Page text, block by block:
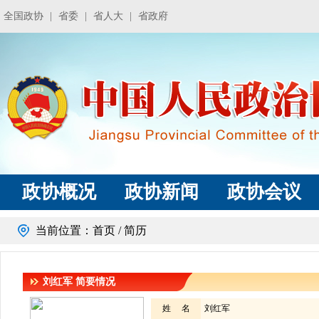
全国政协 省委 省人大 省政府
政协概况 政协新闻 政协会议
当前位置： 首页 / 简历
刘红军 简要情况
姓 名 刘红军